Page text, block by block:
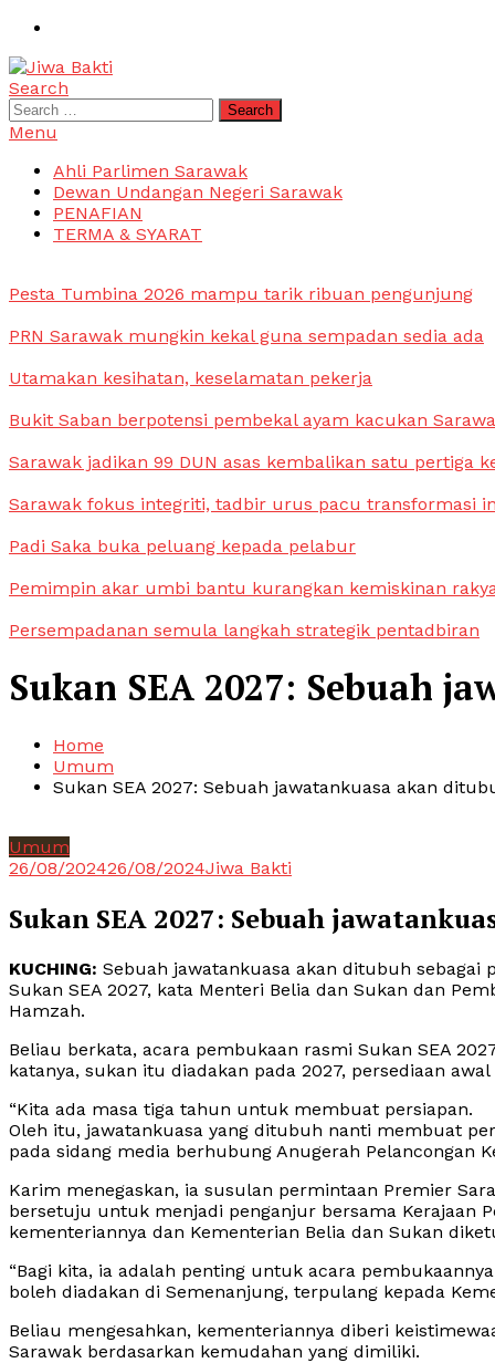
Skip
Content
Jiwa Bakti
Suara PBB Sarawak
Search
Search
for:
Menu
Ahli Parlimen Sarawak
Dewan Undangan Negeri Sarawak
PENAFIAN
TERMA & SYARAT
Pesta Tumbina 2026 mampu tarik ribuan pengunjung
PRN Sarawak mungkin kekal guna sempadan sedia ada
Utamakan kesihatan, keselamatan pekerja
Bukit Saban berpotensi pembekal ayam kacukan
Sarawak jadikan 99 DUN asas kembalikan satu pertiga
Sarawak fokus integriti, tadbir urus pacu transformasi
Padi Saka buka peluang kepada pelabur
Pemimpin akar umbi bantu kurangkan kemiskinan
Persempadanan semula langkah strategik pentadbiran
Sukan SEA 2027: Sebuah
Home
Umum
Sukan SEA 2027: Sebuah jawatankuasa akan
Umum
26/08/202426/08/2024Jiwa Bakti
Sukan SEA 2027: Sebuah
KUCHING: Sebuah jawatankuasa akan ditubuh sebagai
Sukan SEA 2027, kata Menteri Belia dan Sukan dan
Hamzah.
Beliau berkata, acara pembukaan rasmi Sukan SEA
katanya, sukan itu diadakan pada 2027, persediaan
“Kita ada masa tiga tahun untuk membuat persiapan.
Oleh itu, jawatankuasa yang ditubuh nanti membuat
pada sidang media berhubung Anugerah Pelancongan
Karim menegaskan, ia susulan permintaan Premier
bersetuju untuk menjadi penganjur bersama Kerajaan
kementeriannya dan Kementerian Belia dan Sukan
“Bagi kita, ia adalah penting untuk acara
boleh diadakan di Semenanjung, terpulang kepada
Beliau mengesahkan, kementeriannya diberi
Sarawak berdasarkan kemudahan yang dimiliki.